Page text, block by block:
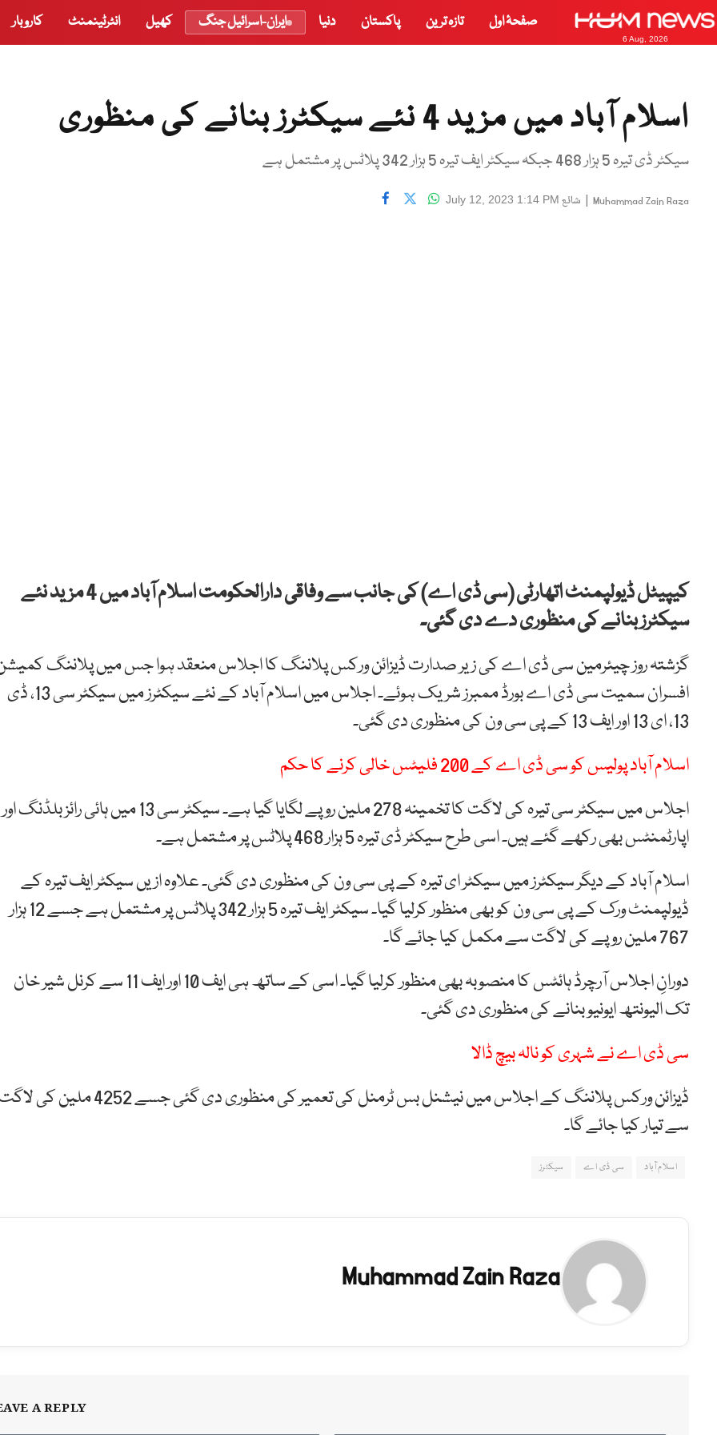
6 Aug, 2026
صفحۂ اول تازہ ترین پاکستان دنیا ایران-اسرائیل جنگ کھیل انٹرٹینمنٹ کاروبار
اسلام آباد میں مزید 4 نئے سیکٹرز بنانے کی منظوری
سیکٹر ڈی تیرہ 5 ہزار 468 جبکہ سیکٹر ایف تیرہ 5 ہزار 342 پلاٹس پر مشتمل ہے
Muhammad Zain Raza
| شائع July 12, 2023 1:14 PM
کیپیٹل ڈیولپمنٹ اتھارٹی (سی ڈی اے) کی جانب سے وفاقی دارالحکومت اسلام آباد میں 4 مزید نئے
سیکٹرز بنانے کی منظوری دے دی گئی۔
گزشتہ روز چیئرمین سی ڈی اے کی زیر صدارت ڈیزائن ورکس پلاننگ کا اجلاس منعقد ہوا جس میں پلاننگ
افسران سمیت سی ڈی اے بورڈ ممبرز شریک ہوئے۔ اجلاس میں اسلام آباد کے نئے سیکٹرز میں سیکٹر سی 13، ڈی
13، ای 13 اور ایف 13 کے پی سی ون کی منظوری دی گئی۔
اسلام آباد پولیس کو سی ڈی اے کے 200 فلیٹس خالی کرنے کا حکم
اجلاس میں سیکٹر سی تیرہ کی لاگت کا تخمینہ 278 ملین روپے لگایا گیا ہے۔ سیکٹر سی 13 میں ہائی رائز بلڈنگ اور
اپارٹمنٹس بھی رکھے گئے ہیں۔ اسی طرح سیکٹر ڈی تیرہ 5 ہزار 468 پلاٹس پر مشتمل ہے۔
اسلام آباد کے دیگر سیکٹرز میں سیکٹر ای تیرہ کے پی سی ون کی منظوری دی گئی۔ علاوہ ازیں سیکٹر ایف تیرہ کے
ڈیولپمنٹ ورک کے پی سی ون کو بھی منظور کرلیا گیا۔ سیکٹر ایف تیرہ 5 ہزار 342 پلاٹس پر مشتمل ہے جسے 12 ہزار
767 ملین روپے کی لاگت سے مکمل کیا جائے گا۔
دورانِ اجلاس آرچرڈ ہائٹس کا منصوبہ بھی منظور کرلیا گیا۔ اسی کے ساتھ ہی ایف 10 اور ایف 11 سے کرنل شیر خان
تک الیونتھ ایونیو بنانے کی منظوری دی گئی۔
سی ڈی اے نے شہری کو نالہ بیچ ڈالا
ڈیزائن ورکس پلاننگ کے اجلاس میں نیشنل بس ٹرمنل کی تعمیر کی منظوری دی گئی جسے 4252 ملین
سے تیار کیا جائے گا۔
اسلام آباد سی ڈی اے سیکٹرز
Muhammad Zain Raza
A REPLY